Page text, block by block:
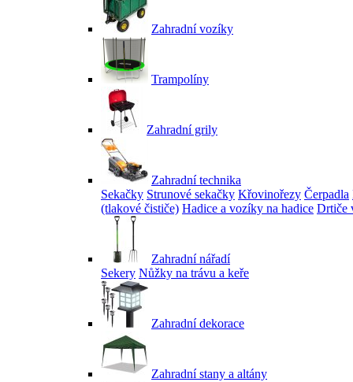
Zahradní vozíky
Trampolíny
Zahradní grily
Zahradní technika
Sekačky Strunové sekačky Křovinořezy Čerpadla
(tlakové čističe) Hadice a vozíky na hadice Drtiče
Zahradní nářadí
Sekery Nůžky na trávu a keře
Zahradní dekorace
Zahradní stany a altány